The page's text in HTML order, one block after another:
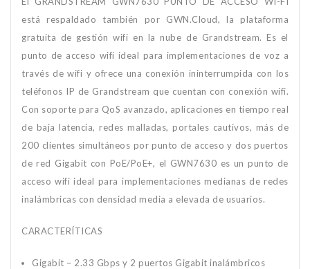
está respaldado también por GWN.Cloud, la plataforma
gratuita de gestión wifi en la nube de Grandstream. Es el
punto de acceso wifi ideal para implementaciones de voz a
través de wifi y ofrece una conexión ininterrumpida con los
teléfonos IP de Grandstream que cuentan con conexión wifi.
Con soporte para QoS avanzado, aplicaciones en tiempo real
de baja latencia, redes malladas, portales cautivos, más de
200 clientes simultáneos por punto de acceso y dos puertos
de red Gigabit con PoE/PoE+, el GWN7630 es un punto de
acceso wifi ideal para implementaciones medianas de redes
inalámbricas con densidad media a elevada de usuarios.
CARACTERÍTICAS
Gigabit – 2.33 Gbps y 2 puertos Gigabit inalámbricos